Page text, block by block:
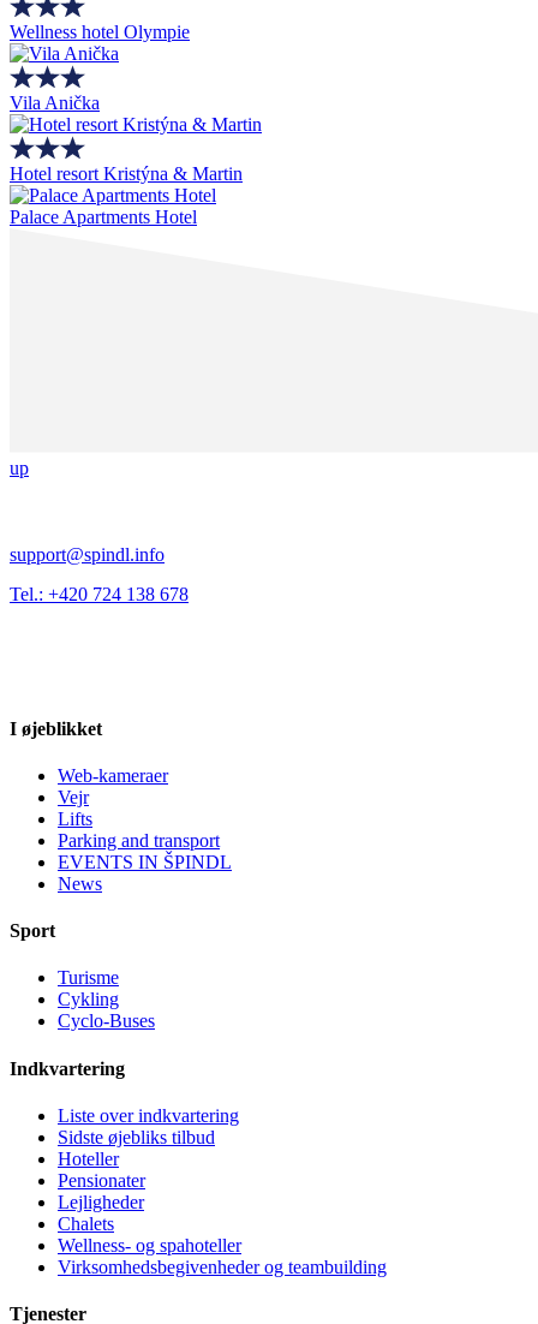
Wellness hotel Olympie
Vila Anička
Hotel resort Kristýna & Martin
Palace Apartments Hotel
up
support@spindl.info
Tel.: +420 724 138 678
I øjeblikket
Web-kameraer
Vejr
Lifts
Parking and transport
EVENTS IN ŠPINDL
News
Sport
Turisme
Cykling
Cyclo-Buses
Indkvartering
Liste over indkvartering
Sidste øjebliks tilbud
Hoteller
Pensionater
Lejligheder
Chalets
Wellness- og spahoteller
Virksomhedsbegivenheder og teambuilding
Tjenester